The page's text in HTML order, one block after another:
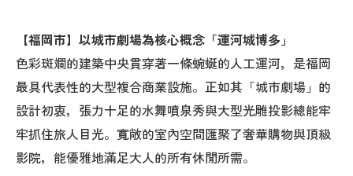
【福岡市】以城市劇場為核心概念「運河城博多」
色彩斑斕的建築中央貫穿著一條蜿蜒的人工運河，是福岡
最具代表性的大型複合商業設施。正如其「城市劇場」的
設計初衷，張力十足的水舞噴泉秀與大型光雕投影總能牢
牢抓住旅人目光。寬敞的室內空間匯聚了奢華購物與頂級
影院，能優雅地滿足大人的所有休閒所需。